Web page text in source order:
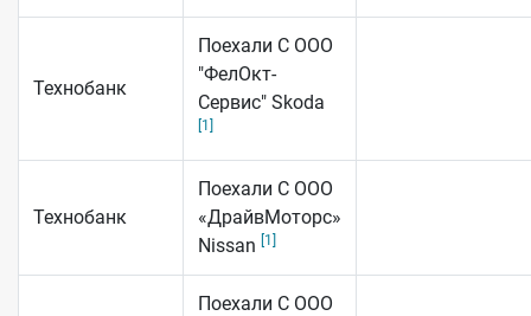
Технобанк
Поехали С ООО
"ФелОкт-
Сервис" Skoda
[1]
Технобанк
Поехали С ООО
«ДрайвМоторс»
Nissan
[1]
Поехали С ООО